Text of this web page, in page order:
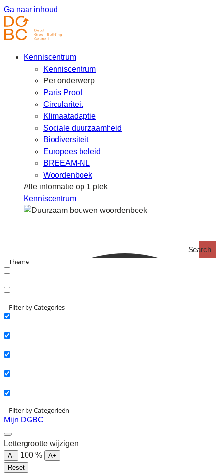
Ga naar inhoud
Kenniscentrum
Kenniscentrum
Per onderwerp
Paris Proof
Circulariteit
Klimaatadaptie
Sociale duurzaamheid
Biodiversiteit
Europees beleid
BREEAM-NL
Woordenboek
Alle informatie op 1 plek
Kenniscentrum
Search
Theme
Filter by Categories
Filter by Categorieën
Mijn DGBC
Lettergrootte wijzigen
A- 100 %
A+
Reset